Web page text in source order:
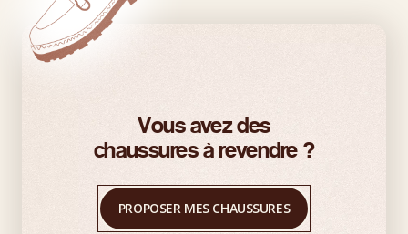
Vous avez des
chaussures à revendre ?
PROPOSER MES CHAUSSURES